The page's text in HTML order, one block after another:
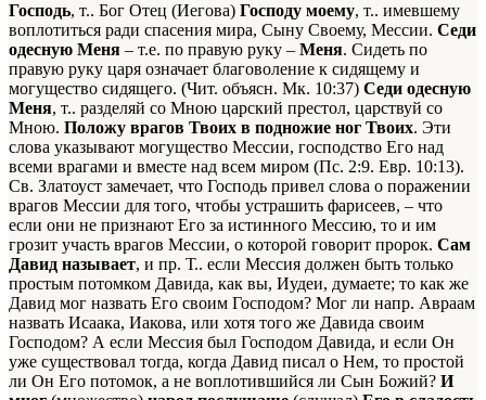
Господь, т.. Бог Отец (Иегова) Господу моему, т.. имевшему
воплотиться ради спасения мира, Сыну Своему, Мессии. Седи
одесную Меня – т.е. по правую руку – Меня. Сидеть по
правую руку царя означает благоволение к сидящему и
могущество сидящего. (Чит. объясн. Мк. 10:37) Седи одесную
Меня, т.. разделяй со Мною царский престол, царствуй со
Мною. Положу врагов Твоих в подножие ног Твоих. Эти
слова указывают могущество Мессии, господство Его над
всеми врагами и вместе над всем миром (Пс. 2:9. Евр. 10:13).
Св. Златоуст замечает, что Господь привел слова о поражении
врагов Мессии для того, чтобы устрашить фарисеев, – что
если они не признают Его за истинного Мессию, то и им
грозит участь врагов Мессии, о которой говорит пророк. Сам
Давид называет, и пр. Т.. если Мессия должен быть только
простым потомком Давида, как вы, Иудеи, думаете; то как же
Давид мог назвать Его своим Господом? Мог ли напр. Авраам
назвать Исаака, Иакова, или хотя того же Давида своим
Господом? А если Мессия был Господом Давида, и если Он
уже существовал тогда, когда Давид писал о Нем, то простой
ли Он Его потомок, а не воплотившийся ли Сын Божий? И